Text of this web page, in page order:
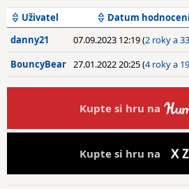
Uživatel Datum
danny21
07.09.2023 12:19 (2 roky a
BouncyBear 27.01.2022 20:25 (4 roky a
Kupte si hru na
Kupte si hru na